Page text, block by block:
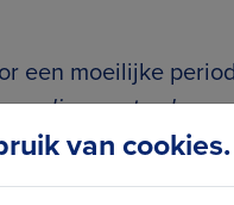
een moeilijke
die eerste
er ook stonden
café onder haar
van cookies.